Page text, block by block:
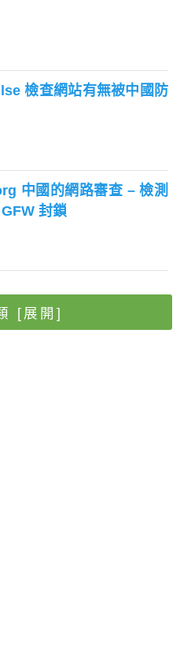
檢查網站有無被中國防
中國的網路審查 – 檢測
封鎖
[展開]